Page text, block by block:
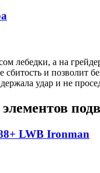
лебедки, а на
сбитость и
удар и не
LWB Ironman